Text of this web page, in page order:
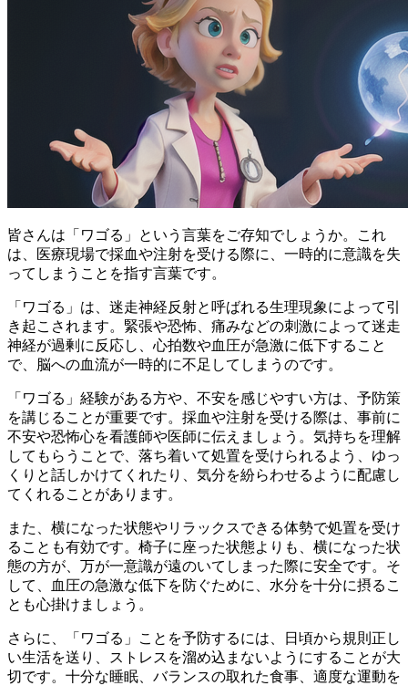
皆さんは「 ワゴる 」という言葉をご存知でしょうか。これ
は、医療現場で採血や注射を受ける際に、一時的に意識を失
ってしまうことを指す言葉です。
「ワゴる」は、迷走神経反射と呼ばれる生理現象によって引
き起こされます。緊張や恐怖、痛みなどの刺激によって迷走
神経が過剰に反応し、心拍数や血圧が急激に低下すること
で、脳への血流が一時的に不足してしまうのです。
「ワゴる」経験がある方や、不安を感じやすい方は、予防策
を講じることが重要です。採血や注射を受ける際は、 事前に
不安や恐怖心を看護師や医師に伝えましょう 。気持ちを理解
してもらうことで、落ち着いて処置を受けられるよう、ゆっ
くりと話しかけてくれたり、気分を紛らわせるように配慮し
てくれることがあります。
また、 横になった状態やリラックスできる体勢で処置を受け
る ことも有効です。椅子に座った状態よりも、横になった状
態の方が、万が一意識が遠のいてしまった際に安全です。そ
して、血圧の急激な低下を防ぐために、 水分を十分に摂る こ
とも心掛けましょう。
さらに、「ワゴる」ことを予防するには、日頃から規則正し
い生活を送り、ストレスを溜め込まないようにする ことが大
切です。十分な睡眠、バランスの取れた食事、適度な運動を